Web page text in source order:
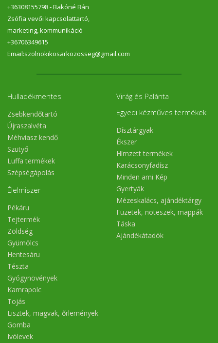
+36308155798 - Bakóné Bán
Zsófia vevői kapcsolattartó,
marketing, kommunikáció
+36706349615
Email:szolnokikosarkozosseg@gmail.com
Hulladékmentes
Zsebkendőtartó
Újraszalvéta
Méhviasz kendő
Szütyő
Luffa termékek
Szépségápolás
Élelmiszer
Pékáru
Tejtermék
Zöldség
Gyümölcs
Hentesáru
Tészta
Gyógynövények
Kamrapolc
Tojás
Lisztek, magvak, őrlemények
Gomba
Ivólevek
Virág és Palánta
Egyedi kézműves termékek
Dísztárgyak
Ékszer
Hímzett termékek
Karácsonyfadísz
Minden ami Kép
Gyertyák
Mézeskalács, ajándéktárgy
Füzetek, noteszek, mappák
Táska
Ajándékátadók